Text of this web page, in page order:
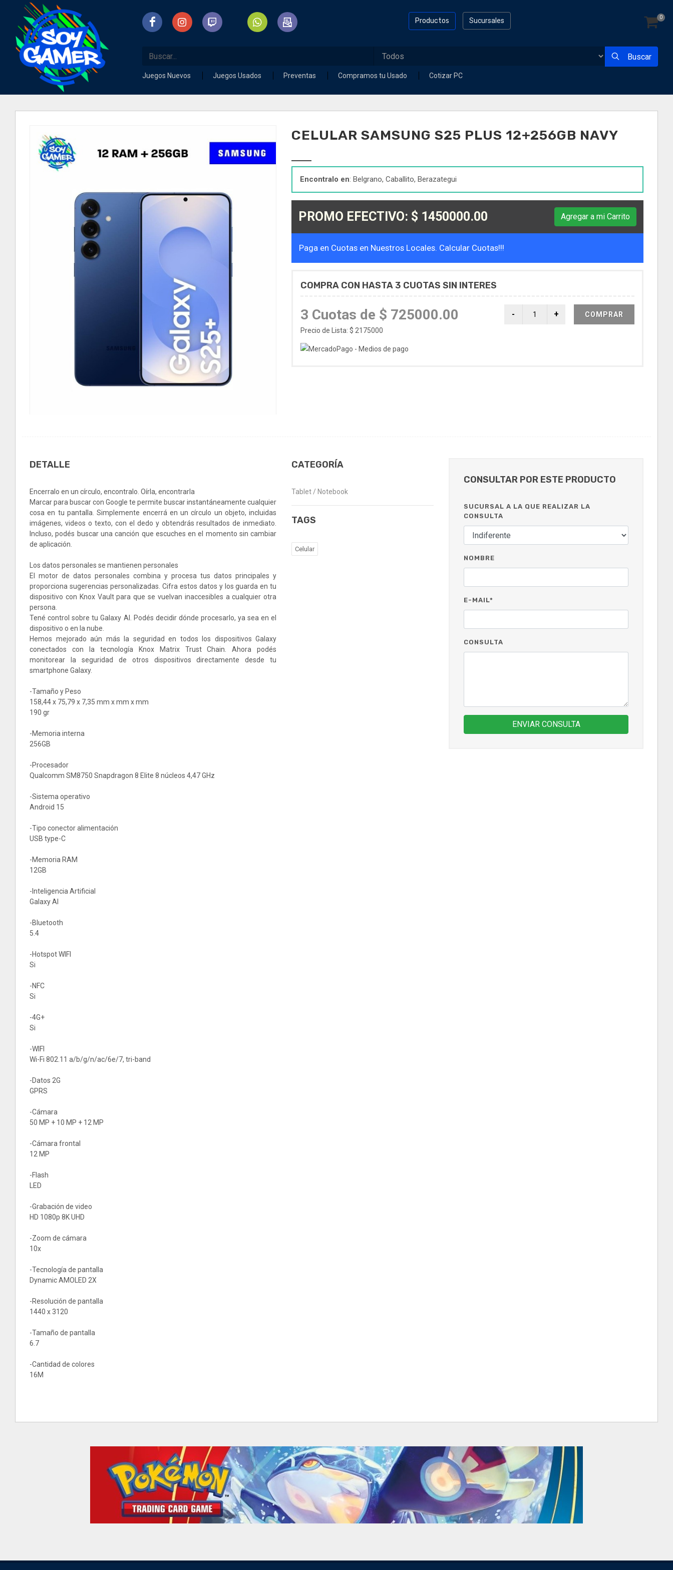
Sucursales
Productos 0
Buscar
Juegos Nuevos Juegos Usados Preventas Compramos tu Usado Cotizar PC
CELULAR SAMSUNG S25 PLUS 12+256GB NAVY
Encontralo en: Belgrano, Caballito, Berazategui
PROMO EFECTIVO: $ 1450000.00 Agregar a mi Carrito
Paga en Cuotas en Nuestros Locales. Calcular Cuotas!!!
COMPRA CON HASTA 3 CUOTAS SIN INTERES
3 Cuotas de $ 725000.00
Precio de Lista: $ 2175000
COMPRAR
DETALLE
Encerralo en un círculo, encontralo. Oírla, encontrarla
Marcar para buscar con Google te permite buscar instantáneamente cualquier
cosa en tu pantalla. Simplemente encerrá en un círculo un objeto, incluidas
imágenes, videos o texto, con el dedo y obtendrás resultados de inmediato.
Incluso, podés buscar una canción que escuches en el momento sin cambiar
de aplicación.
Los datos personales se mantienen personales
El motor de datos personales combina y procesa tus datos principales y
proporciona sugerencias personalizadas. Cifra estos datos y los guarda en tu
dispositivo con Knox Vault para que se vuelvan inaccesibles a cualquier otra
persona.
Tené control sobre tu Galaxy AI. Podés decidir dónde procesarlo, ya sea en el
dispositivo o en la nube.
Hemos mejorado aún más la seguridad en todos los dispositivos Galaxy
conectados con la tecnología Knox Matrix Trust Chain. Ahora podés
monitorear la seguridad de otros dispositivos directamente desde tu
smartphone Galaxy.
-Tamaño y Peso
158,44 x 75,79 x 7,35 mm x mm x mm
190 gr
-Memoria interna
256GB
-Procesador
Qualcomm SM8750 Snapdragon 8 Elite 8 núcleos 4,47 GHz
-Sistema operativo
Android 15
-Tipo conector alimentación
USB type-C
-Memoria RAM
12GB
-Inteligencia Artificial
Galaxy AI
-Bluetooth
5.4
-Hotspot WIFI
Si
-NFC
Si
-4G+
Si
-WIFI
Wi-Fi 802.11 a/b/g/n/ac/6e/7, tri-band
-Datos 2G
GPRS
-Cámara
50 MP + 10 MP + 12 MP
-Cámara frontal
12 MP
-Flash
LED
-Grabación de video
HD 1080p 8K UHD
-Zoom de cámara
10x
-Tecnología de pantalla
Dynamic AMOLED 2X
-Resolución de pantalla
1440 x 3120
-Tamaño de pantalla
6.7
-Cantidad de colores
16M
CATEGORÍA
Tablet / Notebook
TAGS
Celular
CONSULTAR POR ESTE PRODUCTO
SUCURSAL A LA QUE REALIZAR LA
CONSULTA
NOMBRE
E-MAIL*
CONSULTA
ENVIAR CONSULTA